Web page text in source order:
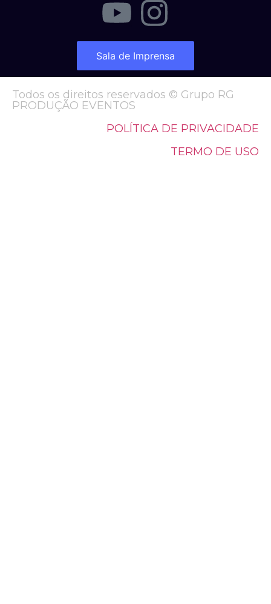
Sala de Imprensa
Todos os direitos reservados © Grupo RG
PRODUÇÃO EVENTOS
POLÍTICA DE PRIVACIDADE
TERMO DE USO